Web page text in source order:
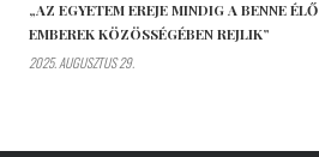
„AZ EGYETEM EREJE MINDIG A BENNE ÉLŐ
EMBEREK KÖZÖSSÉGÉBEN REJLIK”
2025. AUGUSZTUS 29.